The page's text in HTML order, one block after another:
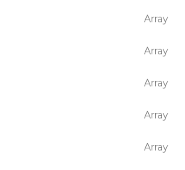
Array
Array
Array
Array
Array